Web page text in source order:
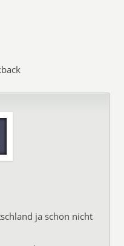
ja schon nicht